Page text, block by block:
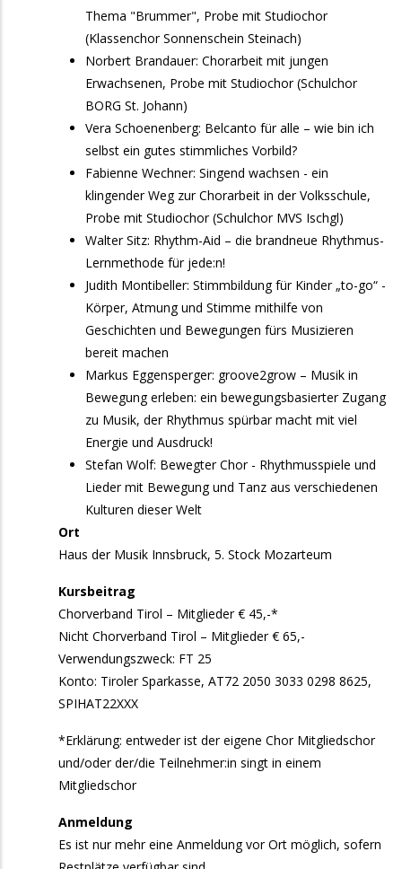
Männerchor Friedrichslinde Inzing: "3.
Wunschkonzert"
27. September 2026 Sonntag
Bezirk Hall und Umgebung-Bezirkssingen
2026
2. Oktober 2026
NGL-Workshop 2026 Gospel, Spirituals &
More ...
3. Oktober 2026
Männersingtag
Gospelmesse - Abschluss NGL-Workshop
2026
4. Oktober 2026 Sonntag
Chorgemeinschaft St. Peter & Paul - Söll:
Chorkonzert "Fauré Requiem"
10. Oktober 2026 Samstag
24. Oktober 2026
Start: Popchor Tirol - "80s Flashback"
26. Oktober 2026 Montag
19:00 Tiroler Landesjugendchor: Jubiläumskonzert
1. November 2026
Gemischter Chor Allerheiligen: Patrozinium
„Gospels & Spirituals“
Thema "Brummer", Probe mit Studiochor
(Klassenchor Sonnenschein Steinach)
Norbert Brandauer: Chorarbeit mit jungen
Erwachsenen, Probe mit Studiochor (Schulchor
BORG St. Johann)
Vera Schoenenberg: Belcanto für alle – wie bin ich
selbst ein gutes stimmliches Vorbild?
Fabienne Wechner: Singend wachsen - ein
klingender Weg zur Chorarbeit in der Volksschule,
Probe mit Studiochor (Schulchor MVS Ischgl)
Walter Sitz: Rhythm-Aid – die brandneue Rhythmus-
Lernmethode für jede:n!
Judith Montibeller: Stimmbildung für Kinder „to-go“ -
Körper, Atmung und Stimme mithilfe von
Geschichten und Bewegungen fürs Musizieren
bereit machen
Markus Eggensperger: groove2grow – Musik in
Bewegung erleben: ein bewegungsbasierter Zugang
zu Musik, der Rhythmus spürbar macht mit viel
Energie und Ausdruck!
Stefan Wolf: Bewegter Chor - Rhythmusspiele und
Lieder mit Bewegung und Tanz aus verschiedenen
Kulturen dieser Welt
Ort
Haus der Musik Innsbruck, 5. Stock Mozarteum
Kursbeitrag
Chorverband Tirol – Mitglieder € 45,-*
Nicht Chorverband Tirol – Mitglieder € 65,-
Verwendungszweck: FT 25
Konto: Tiroler Sparkasse, AT72 2050 3033 0298 8625,
SPIHAT22XXX
*Erklärung: entweder ist der eigene Chor Mitgliedschor
und/oder der/die Teilnehmer:in singt in einem
Mitgliedschor
Anmeldung
Es ist nur mehr eine Anmeldung vor Ort möglich, sofern